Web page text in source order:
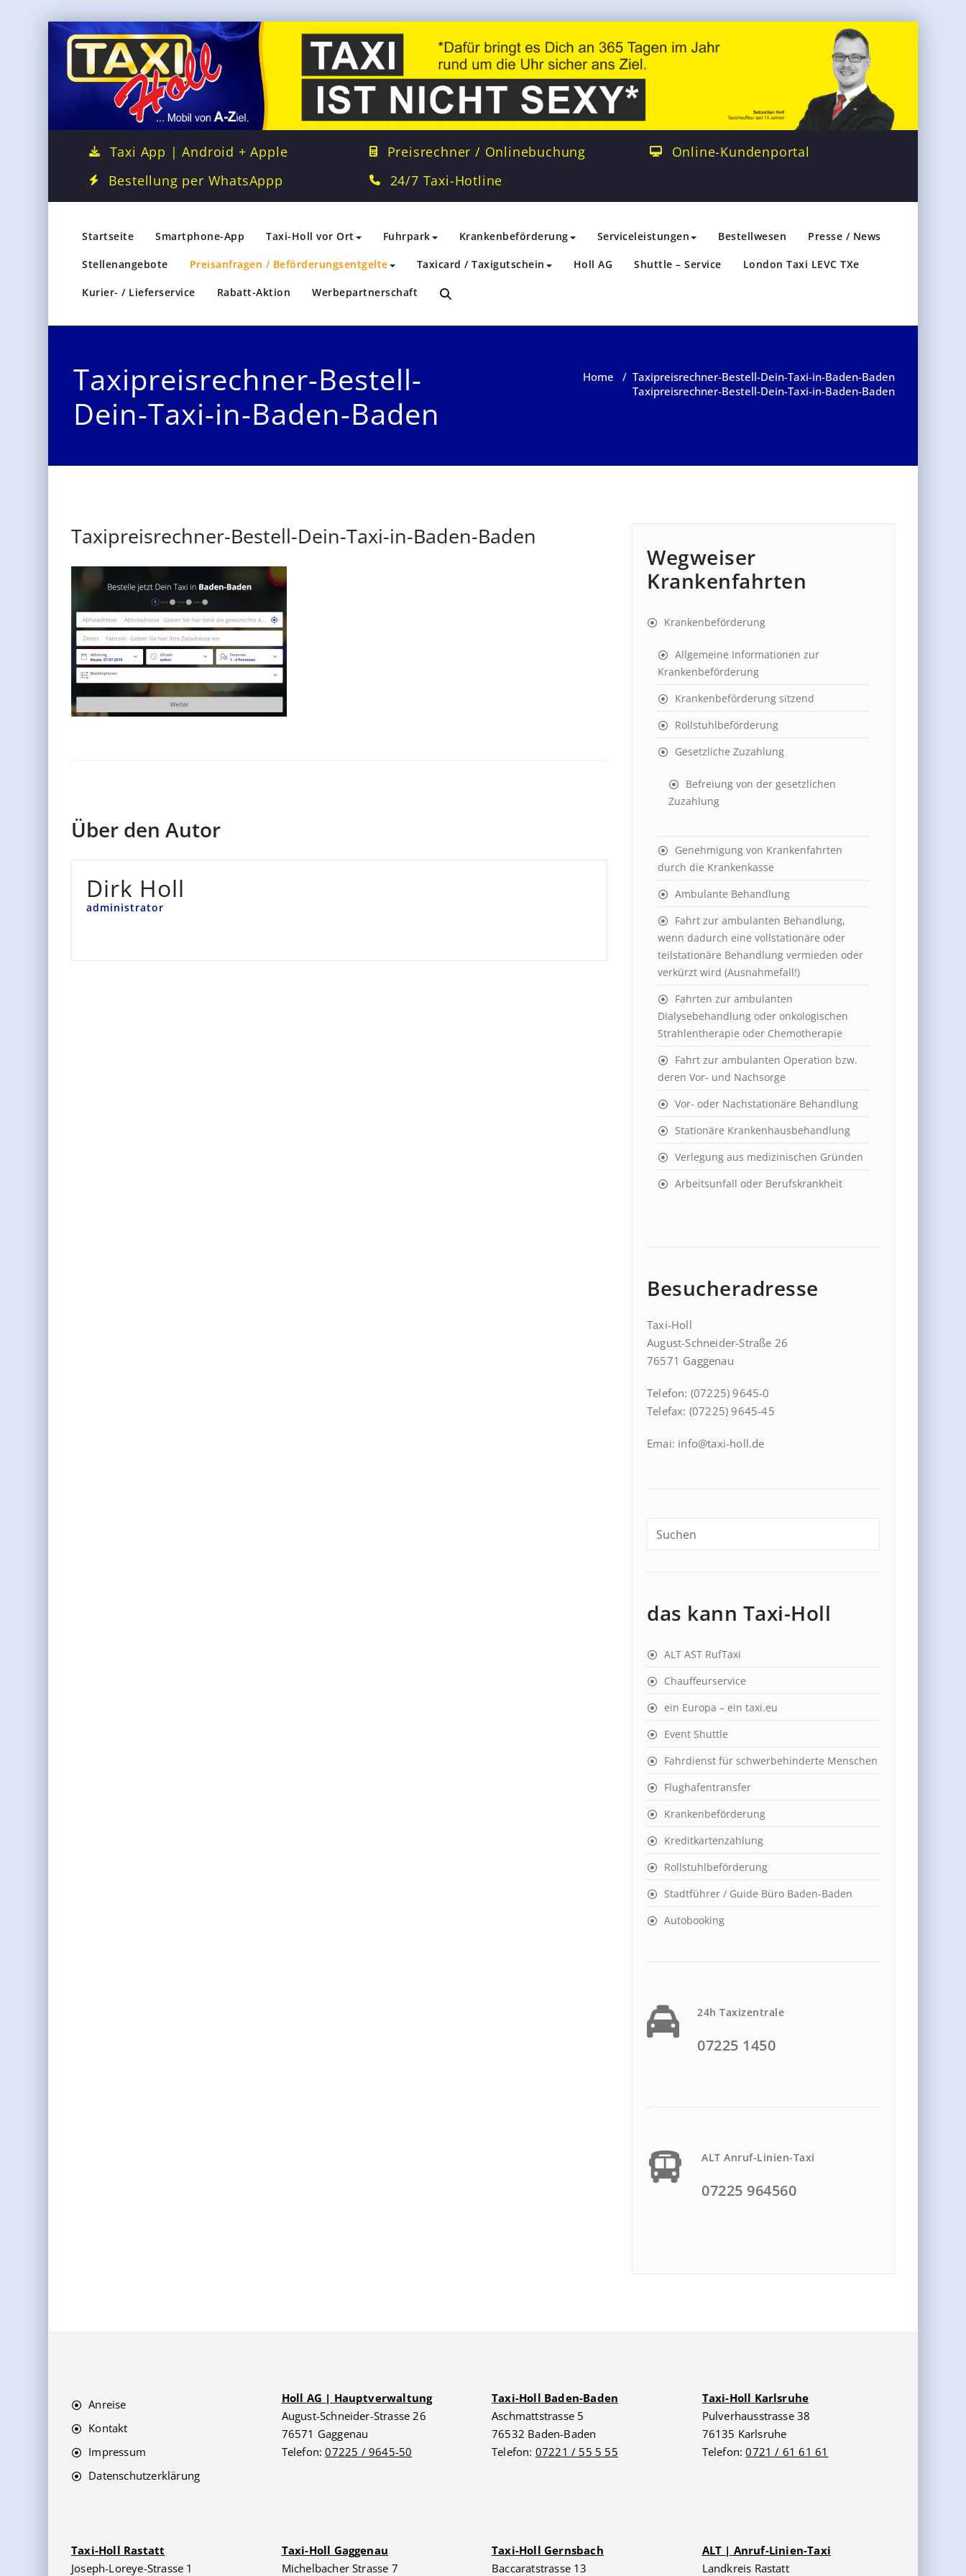
Taxi App | Android + Apple
Bestellung per WhatsAppp
Preisrechner / Onlinebuchung
24/7 Taxi-Hotline
Online-Kundenportal
Startseite Smartphone-App Taxi-Holl vor Ort Fuhrpark Krankenbeförderung Serviceleistungen Bestellwesen Presse / News
Stellenangebote Preisanfragen / Beförderungsentgelte Taxicard / Taxigutschein Holl AG Shuttle – Service London Taxi LEVC TXe
Kurier- / Lieferservice Rabatt-Aktion Werbepartnerschaft
Taxipreisrechner-Bestell-
Dein-Taxi-in-Baden-Baden
Home / Taxipreisrechner-Bestell-Dein-Taxi-in-Baden-Baden
Taxipreisrechner-Bestell-Dein-Taxi-in-Baden-Baden
Taxipreisrechner-Bestell-Dein-Taxi-in-Baden-Baden
Über den Autor
Dirk Holl
administrator
Wegweiser
Krankenfahrten
Krankenbeförderung
Allgemeine Informationen zur
Krankenbeförderung
Krankenbeförderung sitzend
Rollstuhlbeförderung
Gesetzliche Zuzahlung
Befreiung von der gesetzlichen
Zuzahlung
Genehmigung von Krankenfahrten
durch die Krankenkasse
Ambulante Behandlung
Fahrt zur ambulanten Behandlung,
wenn dadurch eine vollstationäre oder
teilstationäre Behandlung vermieden oder
verkürzt wird (Ausnahmefall!)
Fahrten zur ambulanten
Dialysebehandlung oder onkologischen
Strahlentherapie oder Chemotherapie
Fahrt zur ambulanten Operation bzw.
deren Vor- und Nachsorge
Vor- oder Nachstationäre Behandlung
Stationäre Krankenhausbehandlung
Verlegung aus medizinischen Gründen
Arbeitsunfall oder Berufskrankheit
Besucheradresse
Taxi-Holl
August-Schneider-Straße 26
76571 Gaggenau
Telefon: (07225) 9645-0
Telefax: (07225) 9645-45
Emai: info@taxi-holl.de
das kann Taxi-Holl
ALT AST RufTaxi
Chauffeurservice
ein Europa – ein taxi.eu
Event Shuttle
Fahrdienst für schwerbehinderte Menschen
Flughafentransfer
Krankenbeförderung
Kreditkartenzahlung
Rollstuhlbeförderung
Stadtführer / Guide Büro Baden-Baden
Autobooking
24h Taxizentrale
07225 1450
ALT Anruf-Linien-Taxi
07225 964560
Anreise
Kontakt
Impressum
Datenschutzerklärung
Holl AG | Hauptverwaltung
August-Schneider-Strasse 26
76571 Gaggenau
Telefon:07225 / 9645-50
Taxi-Holl Baden-Baden
Aschmattstrasse 5
76532 Baden-Baden
Telefon: 07221 / 55 5 55
Taxi-Holl Karlsruhe
Pulverhausstrasse 38
76135 Karlsruhe
Telefon:0721 / 61 61 61
Taxi-Holl Rastatt
Joseph-Loreye-Strasse 1
Taxi-Holl Gaggenau
Michelbacher Strasse 7
Taxi-Holl Gernsbach
Baccaratstrasse 13
ALT | Anruf-Linien-Taxi
Landkreis Rastatt